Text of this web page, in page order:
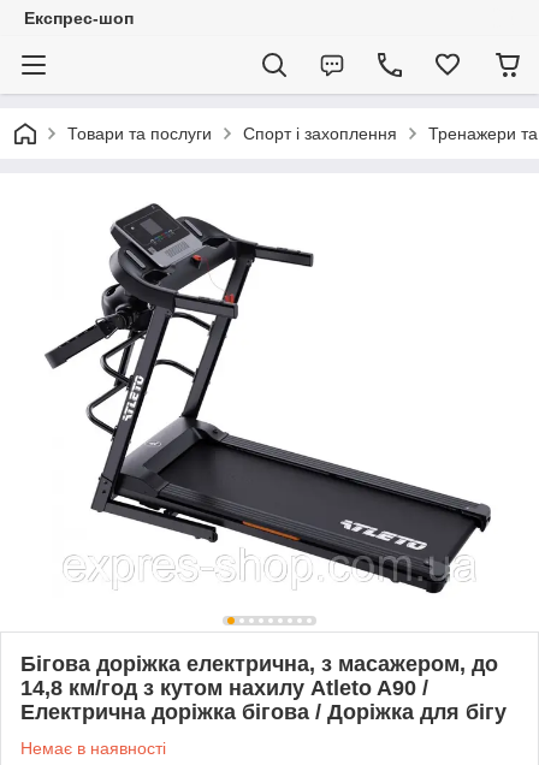
Експрес-шоп
Товари та послуги Спорт і захоплення Тренажери
Бігова доріжка електрична, з масажером, до
14,8 км/год з кутом нахилу Atleto A90 /
Електрична доріжка бігова / Доріжка для бігу
Немає в наявності